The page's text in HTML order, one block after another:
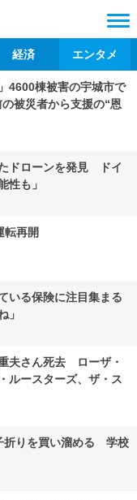
経済 エンタメ
4600棟被害の宇城市で
被災者から支援の“恩
ドローンを発見 ドイ
性も」
再開
いる保険に注目集まる
」
夫さん死去 ローザ・
ルースターズ、ザ・ス
折りを買い溜める 学校